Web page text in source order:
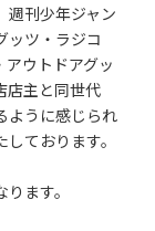
週刊少年ジャン
ッツ・ラジコ
ウトドアグッ
店主と同世代
ように感じられ
ております。
ます。